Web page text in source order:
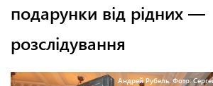
подарунки від рідних —
розслідування
Андрей Рубель. Фото: